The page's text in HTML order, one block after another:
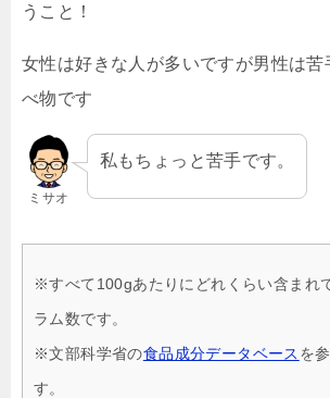
うこと！
女性は好きな人が多いですが男性は苦
べ物です
ミサオ
私もちょっと苦手です。
※すべて100gあたりにどれくらい含まれ
ラム数です。
※文部科学省の食品成分データベース を
す。